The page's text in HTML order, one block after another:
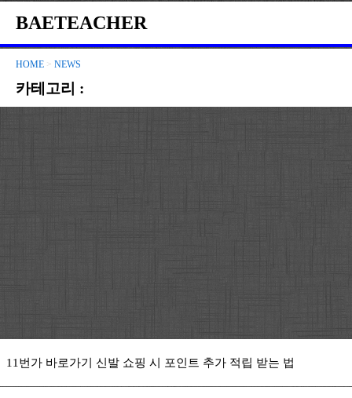
BAETEACHER
HOME > NEWS
카테고리 :
11번가 바로가기 신발 쇼핑 시 포인트 추가 적립 받는 법